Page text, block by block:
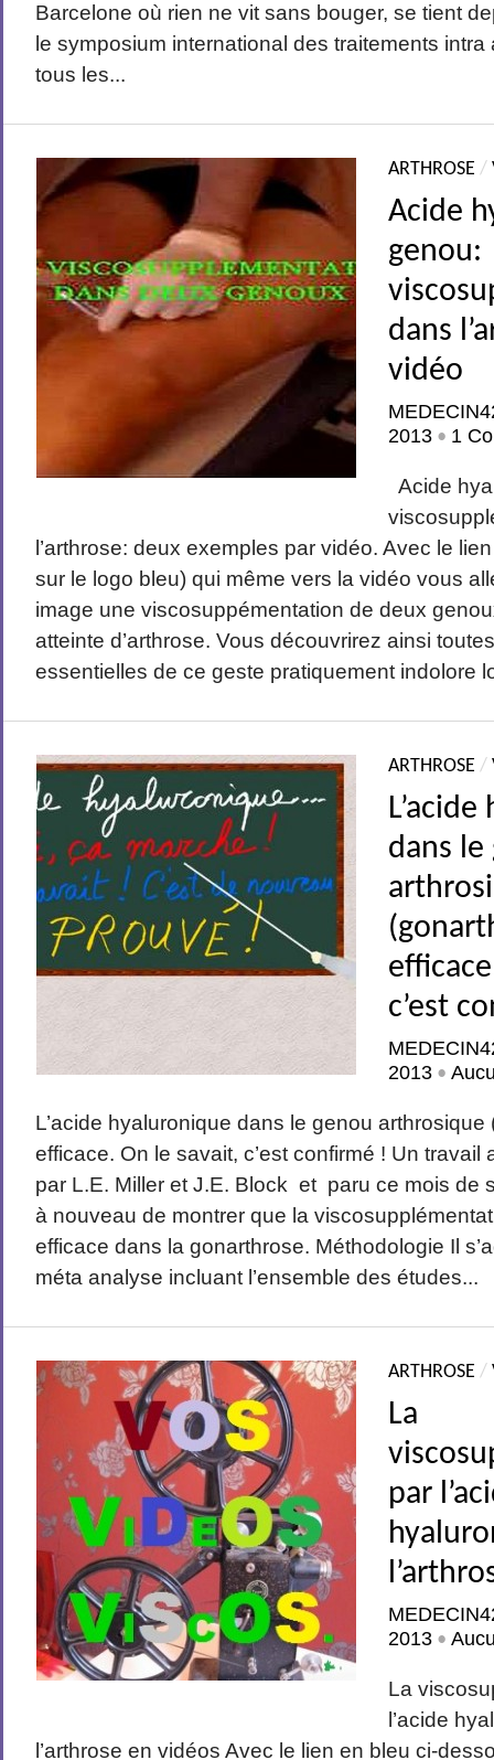
Barcelone où rien ne vit sans bouger, se tient
le symposium international des traitements
tous les...
ARTHROSE /
Acide
genou:
dans
vidéo
2013 • 1
Acide
l’arthrose: deux exemples par vidéo. Avec le
sur le logo bleu) qui même vers la vidéo vous
image une viscosuppémentation de deux
atteinte d’arthrose. Vous découvrirez ainsi
essentielles de ce geste pratiquement indolore
ARTHROSE /
dans le
c’est
2013 •
L’acide hyaluronique dans le genou
efficace. On le savait, c’est confirmé ! Un travail
par L.E. Miller et J.E. Block et paru ce mois de
à nouveau de montrer que la
efficace dans la gonarthrose. Méthodologie Il
méta analyse incluant l’ensemble des études...
ARTHROSE /
La
par
2013 •
La
l’acide
l’arthrose en vidéos Avec le lien en bleu ci-